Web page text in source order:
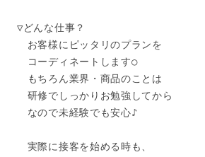
▽どんな仕事？
お客様にピッタリのプランを
コーディネートします○
もちろん業界・商品のことは
研修でしっかりお勉強してから
なので未経験でも安心♪
実際に接客を始める時も、